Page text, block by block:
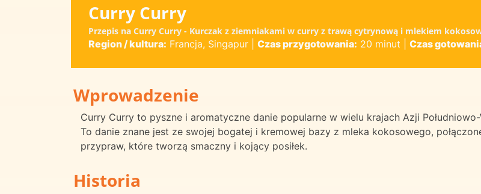
Curry Curry
Przepis na Curry Curry - Kurczak z ziemniakami w curry z trawą cytrynową i mlekiem
Region / kultura: Francja, Singapur| Czas przygotowania: 20 minut Czas
Wprowadzenie
Curry Curry to pyszne i aromatyczne danie popularne w wielu krajach Azji Południowo-
To danie znane jest ze swojej bogatej i kremowej bazy z mleka kokosowego,
przypraw, które tworzą smaczny i kojący posiłek.
Historia